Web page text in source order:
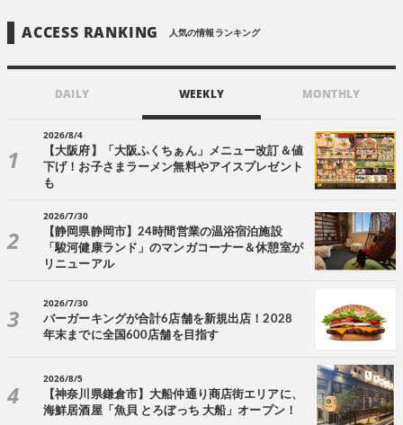
ACCESS RANKING 人気の情報ランキング
DAILY WEEKLY MONTHLY
2026/8/4
【大阪府】「大阪ふくちぁん」メニュー改訂＆値
下げ！お子さまラーメン無料やアイスプレゼント
も
2026/7/30
【静岡県静岡市】24時間営業の温浴宿泊施設
「駿河健康ランド」のマンガコーナー＆休憩室が
リニューアル
2026/7/30
バーガーキングが合計6店舗を新規出店！2028
年末までに全国600店舗を目指す
2026/8/5
【神奈川県鎌倉市】大船仲通り商店街エリアに、
海鮮居酒屋「魚貝 とろぼっち 大船」オープン！